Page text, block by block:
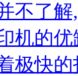
不了
机的
极快的